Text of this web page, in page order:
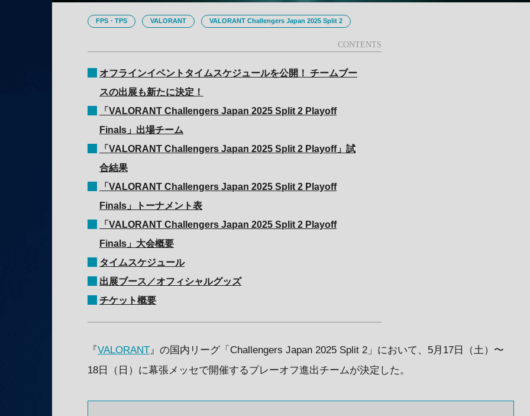
FPS・TPS VALORANT VALORANT Challengers Japan 2025 Split 2
オフラインイベントタイムスケジュールを公開！ チームブー
スの出展も新たに決定！
「VALORANT Challengers Japan 2025 Split 2 Playoff
Finals」出場チーム
「VALORANT Challengers Japan 2025 Split 2 Playoff」試
合結果
「VALORANT Challengers Japan 2025 Split 2 Playoff
Finals」トーナメント表
「VALORANT Challengers Japan 2025 Split 2 Playoff
Finals」大会概要
タイムスケジュール
出展ブース／オフィシャルグッズ
チケット概要
『VALORANT 』の国内リーグ「Challengers Japan 2025 Split 2」において、5月17日（土）〜
18日（日）に幕張メッセで開催するプレーオフ進出チームが決定した。